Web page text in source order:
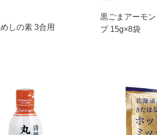
しの素 3合用
黒ごまアーモ
プ 15g×8袋